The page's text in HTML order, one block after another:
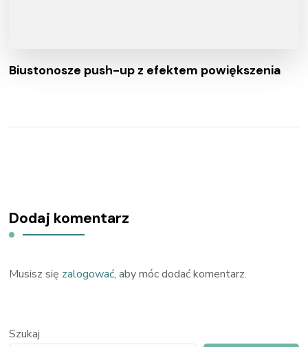
Biustonosze push-up z efektem powiększenia
Dodaj komentarz
Musisz się zalogować, aby móc dodać komentarz.
Szukaj